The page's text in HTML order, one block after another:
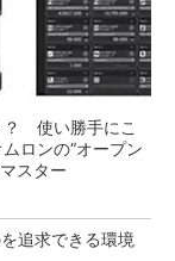
？ 使い勝手にこ
ロンの“オープン
スター
追求できる環境